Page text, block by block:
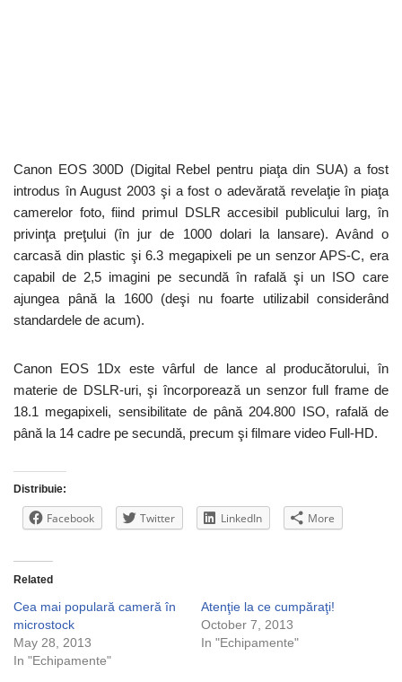
Canon EOS 300D (Digital Rebel pentru piaţa din SUA) a fost
introdus în August 2003 şi a fost o adevărată revelaţie în piaţa
camerelor foto, fiind primul DSLR accesibil publicului larg, în
privinţa preţului (în jur de 1000 dolari la lansare). Având o
carcasă din plastic şi 6.3 megapixeli pe un senzor APS-C, era
capabil de 2,5 imagini pe secundă în rafală şi un ISO care
ajungea până la 1600 (deşi nu foarte utilizabil considerând
standardele de acum).
Canon EOS 1Dx este vârful de lance al producătorului, în
materie de DSLR-uri, şi încorporează un senzor full frame de
18.1 megapixeli, sensibilitate de până 204.800 ISO, rafală de
până la 14 cadre pe secundă, precum şi filmare video Full-HD.
Distribuie:
Facebook Twitter LinkedIn More
Related
Cea mai populară cameră în
microstock
May 28, 2013
In "Echipamente"
Atenţie la ce cumpăraţi!
October 7, 2013
In "Echipamente"